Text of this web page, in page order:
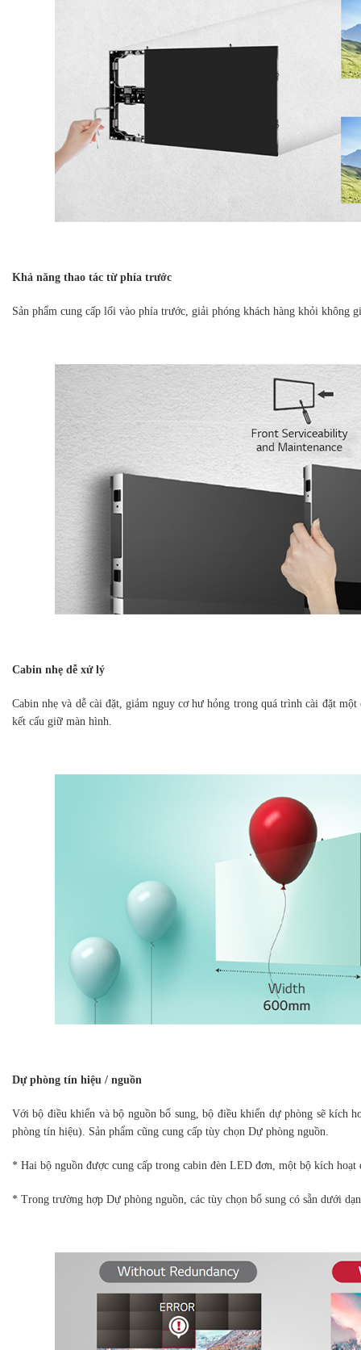
Khả năng thao tác từ phía trước
Sản phẩm cung cấp lối vào phía trước, giải phóng khách hàng khỏi không
Cabin nhẹ dễ xử lý
Cabin nhẹ và dễ cài đặt, giảm nguy cơ hư hỏng trong quá trình cài đặt
kết cấu giữ màn hình.
Dự phòng tín hiệu / nguồn
Với bộ điều khiển và bộ nguồn bổ sung, bộ điều khiển dự phòng sẽ kích
phòng tín hiệu). Sản phẩm cũng cung cấp tùy chọn Dự phòng nguồn.
* Hai bộ nguồn được cung cấp trong cabin đèn LED đơn, một bộ kích
* Trong trường hợp Dự phòng nguồn, các tùy chọn bổ sung có sẵn dưới